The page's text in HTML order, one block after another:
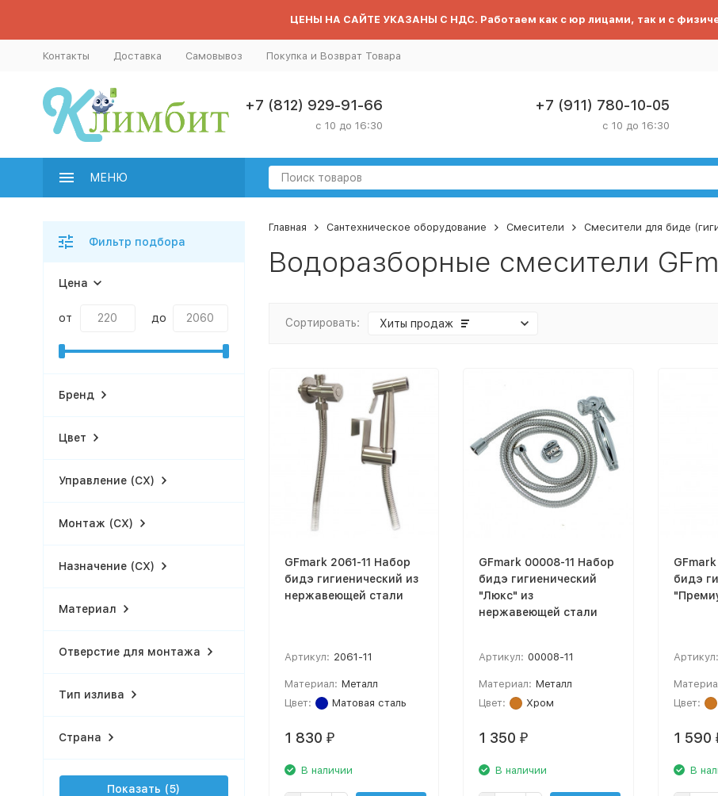
ЦЕНЫ НА САЙТЕ УКАЗАНЫ С НДС. Работаем как с юр лицами, так и с
Контакты Доставка Самовывоз Покупка и Возврат Товара
+7 (812) 929-91-66
с 10 до 16:30
+7 (911) 780-10-05
с 10 до 16:30
МЕНЮ
Главная Сантехническое оборудование Смесители Смесители для биде
Водоразборные смесители
Сортировать: Хиты продаж
GFmark 2061-11 Набор
бидэ гигиенический из
нержавеющей стали
Артикул: 2061-11
Материал: Металл
Цвет:
Матовая сталь
1 830 ₽
В наличии
GFmark 00008-11 Набор
бидэ гигиенический
"Люкс" из
нержавеющей стали
Артикул: 00008-11
Материал: Металл
Цвет:
Хром
1 350 ₽
В наличии
бидэ
Артикул:
Цвет:
1 590
В
Фильтр подбора
Цена
от до
Бренд
Цвет
Управление (СХ)
Монтаж (СХ)
Назначение (СХ)
Материал
Отверстие для монтажа
Тип излива
Страна
Показать